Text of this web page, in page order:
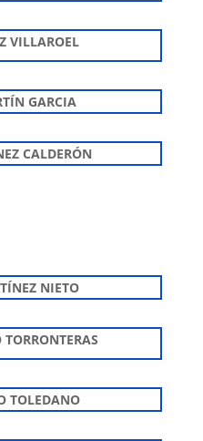
VILLAROEL
GARCIA
CALDERÓN
NIETO
TOLEDANO